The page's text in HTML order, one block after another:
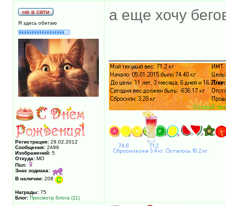
Я здесь обитаю
Регистрация: 29.02.2012
Сообщения: 2499
Изображений: 5
Откуда: МО
Пол:
Знак зодиака:
В наличии: 208
Награды: 75
Блог: Просмотр блога (11)
а еще хочу